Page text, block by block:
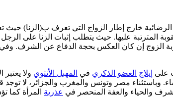
خارج إطار الزواج التي تعرف ب(الزنا)
المترتبة عليها. حيث يتطلب إثبات الزنا على
الزوج إن كان العكس بحجة الدفاع عن الشرف.
على إيلاج العضو الذكري في المهبل الأنثوي ولا
مصر وتونس والمغرب والجزائر، لا
والحياء والعفة المنحصر في عذرية المرأة كما